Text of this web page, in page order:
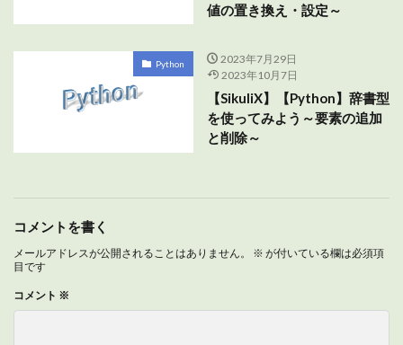
値の置き換え・設定～
Python
2023年7月29日
2023年10月7日
【SikuliX】【Python】辞書型
を使ってみよう～要素の追加
と削除～
コメントを書く
メールアドレスが公開されることはありません。 ※ が付いている欄は必須項
目です
コメント ※